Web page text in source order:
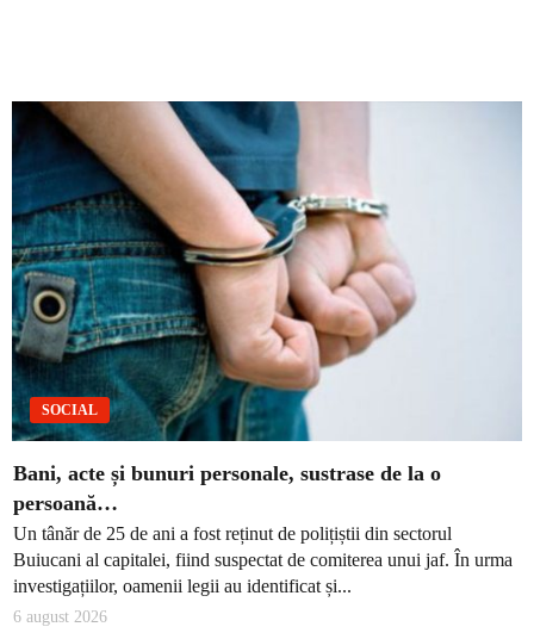
SOCIAL
Bani, acte și bunuri personale, sustrase de la o
persoană…
Un tânăr de 25 de ani a fost reținut de polițiștii din sectorul
Buiucani al capitalei, fiind suspectat de comiterea unui jaf. În urma
investigațiilor, oamenii legii au identificat și...
6 august 2026